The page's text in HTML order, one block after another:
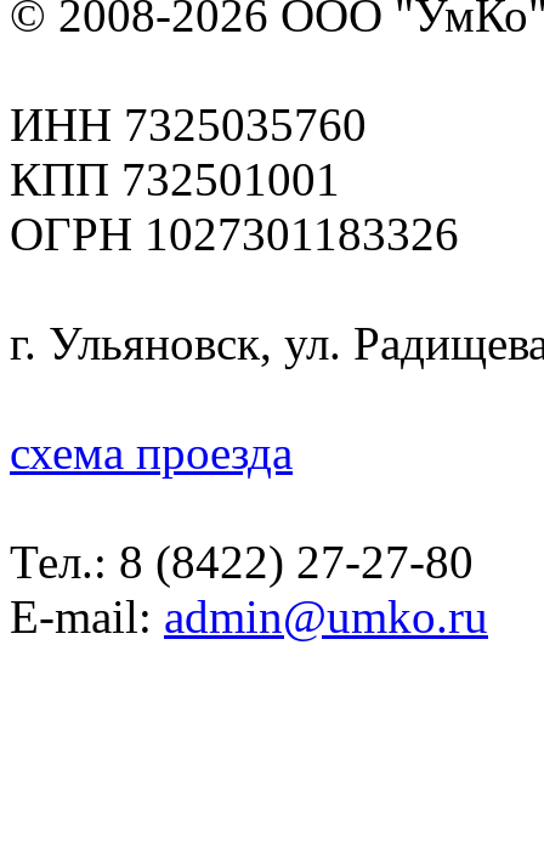
© 2008-2026 ООО
ИНН 7325035760
КПП 732501001
ОГРН 1027301183326
г. Ульяновск, ул.
схема проезда
Тел.: 8 (8422) 27-27-80
E-mail: admin@umko.ru